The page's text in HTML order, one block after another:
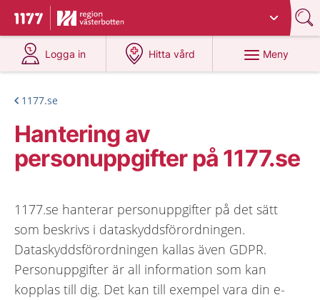
Till startsidan för 1177
Du har valt region
Logga in
på 1177.se
Hitta vård
på 1177.se
Meny
1177.se
Hantering av
personuppgifter på 1177.se
1177.se hanterar personuppgifter på det sätt
som beskrivs i dataskyddsförordningen.
Dataskyddsförordningen kallas även GDPR.
Personuppgifter är all information som kan
kopplas till dig. Det kan till exempel vara din e-